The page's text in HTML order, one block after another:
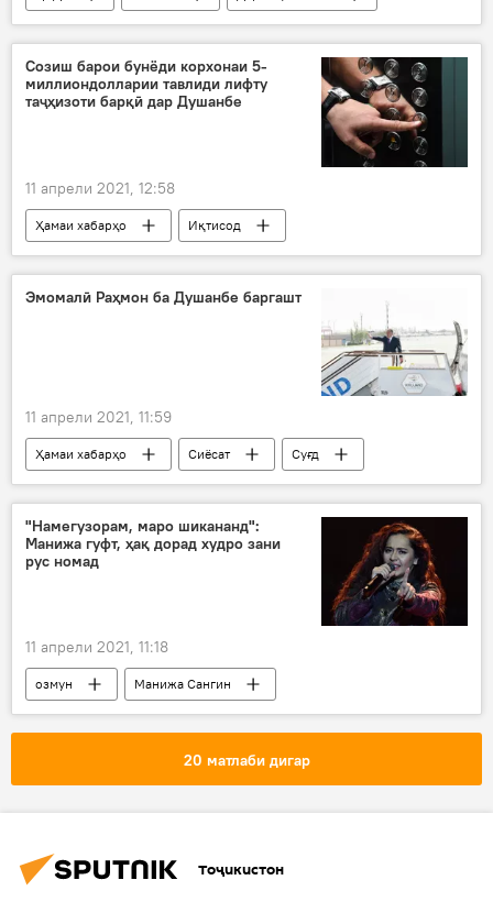
Сиёсат
Созиш барои бунёди корхонаи 5-
миллиондолларии тавлиди лифту
таҷҳизоти барқӣ дар Душанбе
11 апрели 2021, 12:58
Ҳамаи хабарҳо Иқтисод
Эмомалӣ Раҳмон ба Душанбе баргашт
11 апрели 2021, 11:59
Ҳамаи хабарҳо Сиёсат Суғд
"Намегузорам, маро шикананд":
Манижа гуфт, ҳақ дорад худро зани
рус номад
11 апрели 2021, 11:18
озмун
Манижа Сангин
Евровидение - 2021: Зодаи Тоҷикистон, намояндаи Русия
20 матлаби дигар
Тоҷикистон